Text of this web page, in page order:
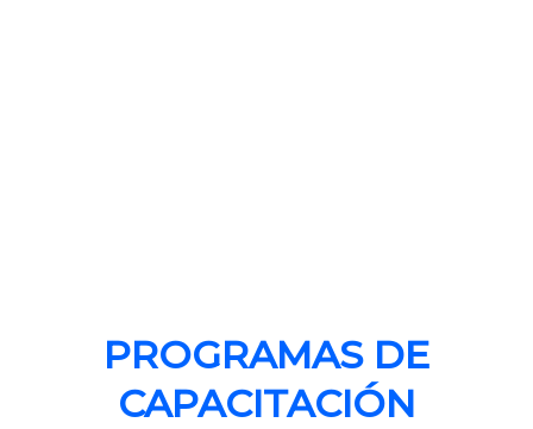
PROGRAMAS DE
CAPACITACIÓN